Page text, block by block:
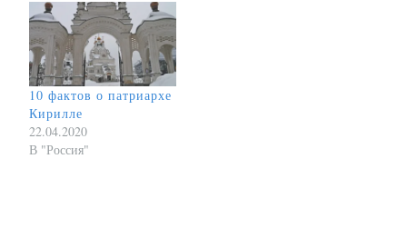
10 фактов о патриархе
Кирилле
22.04.2020
В "Россия"